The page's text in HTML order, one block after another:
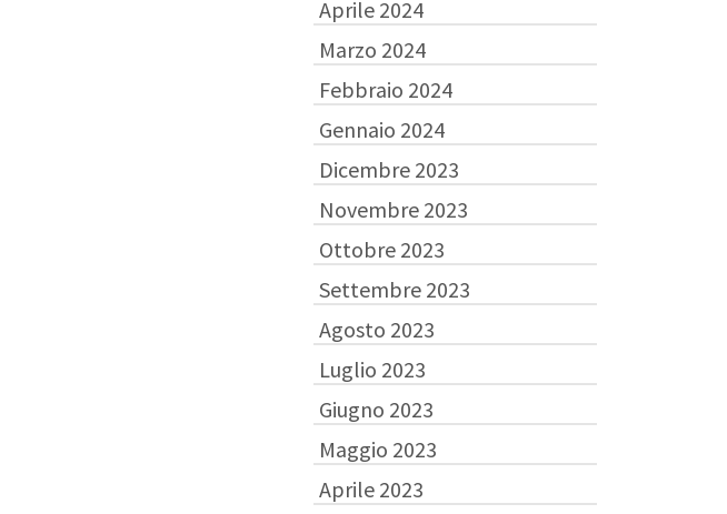
Aprile 2024
Marzo 2024
Febbraio 2024
Gennaio 2024
Dicembre 2023
Novembre 2023
Ottobre 2023
Settembre 2023
Agosto 2023
Luglio 2023
Giugno 2023
Maggio 2023
Aprile 2023